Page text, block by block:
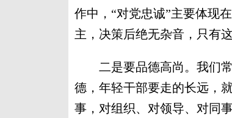
作中，“对党忠诚”主要体现
主，决策后绝无杂音，只有
二是要品德高尚。我们常
德，年轻干部要走的长远，
事，对组织、对领导、对同